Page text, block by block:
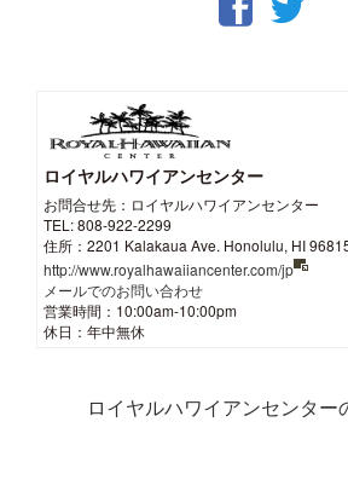
ロイヤルハワイアンセンター
お問合せ先：ロイヤルハワイアンセンター
TEL: 808-922-2299
住所：2201 Kalakaua Ave. Honolulu, HI
http://www.royalhawaiiancenter.com/jp
メールでのお問い合わせ
営業時間：10:00am-10:00pm
休日：年中無休
ロイヤルハワイアンセンター